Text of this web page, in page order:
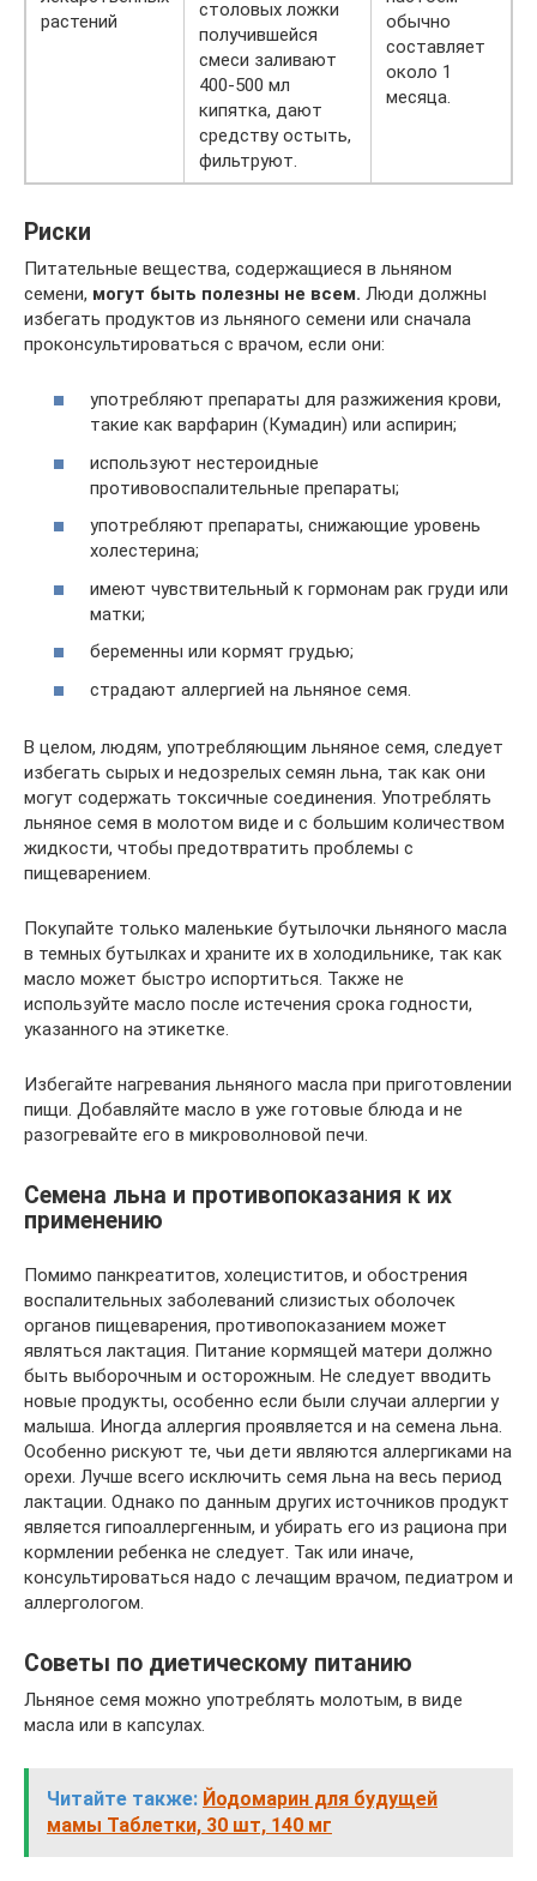
растений
столовых ложки
получившейся
смеси заливают
400-500 мл
кипятка, дают
средству остыть,
фильтруют.
обычно
составляет
около 1
месяца.
Риски
Питательные вещества, содержащиеся в льняном
семени, могут быть полезны не всем. Люди должны
избегать продуктов из льняного семени или сначала
проконсультироваться с врачом, если они:
употребляют препараты для разжижения крови,
такие как варфарин (Кумадин) или аспирин;
используют нестероидные
противовоспалительные препараты;
употребляют препараты, снижающие уровень
холестерина;
имеют чувствительный к гормонам рак груди или
матки;
беременны или кормят грудью;
страдают аллергией на льняное семя.
В целом, людям, употребляющим льняное семя, следует
избегать сырых и недозрелых семян льна, так как они
могут содержать токсичные соединения. Употреблять
льняное семя в молотом виде и с большим количеством
жидкости, чтобы предотвратить проблемы с
пищеварением.
Покупайте только маленькие бутылочки льняного масла
в темных бутылках и храните их в холодильнике, так как
масло может быстро испортиться. Также не
используйте масло после истечения срока годности,
указанного на этикетке.
Избегайте нагревания льняного масла при приготовлении
пищи. Добавляйте масло в уже готовые блюда и не
разогревайте его в микроволновой печи.
Семена льна и противопоказания к их
применению
Помимо панкреатитов, холециститов, и обострения
воспалительных заболеваний слизистых оболочек
органов пищеварения, противопоказанием может
являться лактация. Питание кормящей матери должно
быть выборочным и осторожным. Не следует вводить
новые продукты, особенно если были случаи аллергии у
малыша. Иногда аллергия проявляется и на семена льна.
Особенно рискуют те, чьи дети являются аллергиками на
орехи. Лучше всего исключить семя льна на весь период
лактации. Однако по данным других источников продукт
является гипоаллергенным, и убирать его из рациона при
кормлении ребенка не следует. Так или иначе,
консультироваться надо с лечащим врачом, педиатром и
аллергологом.
Советы по диетическому питанию
Льняное семя можно употреблять молотым, в виде
масла или в капсулах.
Читайте также: Йодомарин для будущей
мамы Таблетки, 30 шт, 140 мг